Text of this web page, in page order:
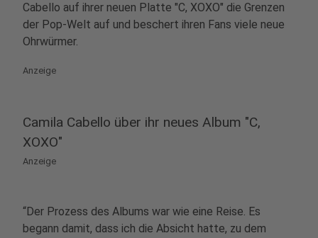
Cabello auf ihrer neuen Platte "C, XOXO" die Grenzen
der Pop-Welt auf und beschert ihren Fans viele neue
Ohrwürmer.
Anzeige
Camila Cabello über ihr neues Album "C,
XOXO"
Anzeige
“Der Prozess des Albums war wie eine Reise. Es
begann damit, dass ich die Absicht hatte, zu dem